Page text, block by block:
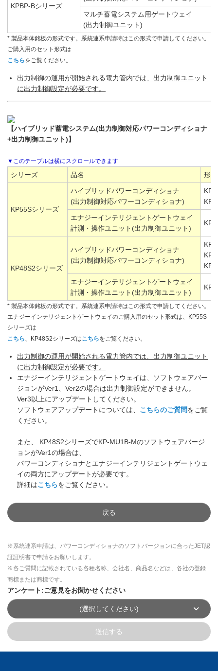
KPBP-Bシリーズ
マルチ蓄電システム用ゲートウェイ
(出力制御ユニット)
* 製品本体銘板の形式です。系統連系申請時はこの形式で申請してください。
ご購入用のセット形式は
こちらをご覧ください。
出力制御の運用が開始される電力管内では、出力制御ユニット
に出力制御設定が必要です。
【ハイブリッド蓄電システム(出力制御対応パワーコンディショナ
+出力制御ユニット)】
シリーズ 品名 形
KP55Sシリーズ
ハイブリッドパワーコンディショナ
(出力制御対応パワーコンディショナ)
エナジーインテリジェントゲートウェイ
計測・操作ユニット(出力制御ユニット)
KP-
KP48S2シリーズ
ハイブリッドパワーコンディショナ
(出力制御対応パワーコンディショナ)
エナジーインテリジェントゲートウェイ
計測・操作ユニット(出力制御ユニット)
KP-
* 製品本体銘板の形式です。系統連系申請時はこの形式で申請してください。
エナジーインテリジェントゲートウェイのご購入用のセット形式は、KP55S
シリーズは
こちら、KP48S2シリーズはこちらをご覧ください。
出力制御の運用が開始される電力管内では、出力制御ユニット
に出力制御設定が必要です。
エナジーインテリジェントゲートウェイは、ソフトウェアバー
ジョンがVer1、Ver2の場合は出力制御設定ができません。
Ver3以上にアップデートしてください。
ソフトウェアアップデートについては、 こちらのご質問をご覧
ください。
また、 KP48S2シリーズでKP-MU1B-Mのソフトウェアバージ
ョンがVer1の場合は、
パワーコンディショナとエナジーインテリジェントゲートウェ
イの両方にアップデートが必要です。
詳細はこちらをご覧ください。
戻る
※系統連系申請は、パワーコンディショナのソフトバージョンに合ったJET認
証証明書で申請をお願いします。
※各ご質問に記載されている各種名称、会社名、商品名などは、各社の登録
商標または商標です。
アンケート:ご意見をお聞かせください
(選択してください)
送信する